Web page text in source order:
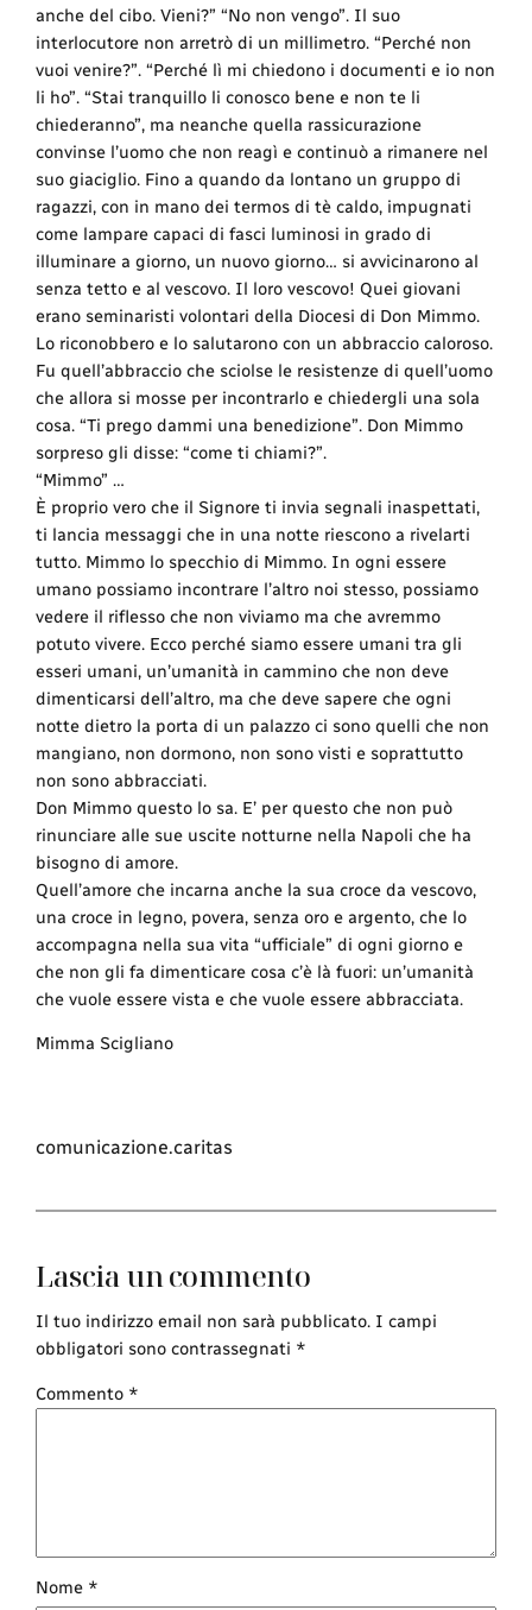
anche del cibo. Vieni?” “No non vengo”. Il suo
interlocutore non arretrò di un millimetro. “Perché non
vuoi venire?”. “Perché lì mi chiedono i documenti e io non
li ho”. “Stai tranquillo li conosco bene e non te li
chiederanno”, ma neanche quella rassicurazione
convinse l’uomo che non reagì e continuò a rimanere nel
suo giaciglio. Fino a quando da lontano un gruppo di
ragazzi, con in mano dei termos di tè caldo, impugnati
come lampare capaci di fasci luminosi in grado di
illuminare a giorno, un nuovo giorno… si avvicinarono al
senza tetto e al vescovo. Il loro vescovo! Quei giovani
erano seminaristi volontari della Diocesi di Don Mimmo.
Lo riconobbero e lo salutarono con un abbraccio caloroso.
Fu quell’abbraccio che sciolse le resistenze di quell’uomo
che allora si mosse per incontrarlo e chiedergli una sola
cosa. “Ti prego dammi una benedizione”. Don Mimmo
sorpreso gli disse: “come ti chiami?”.
“Mimmo” …
È proprio vero che il Signore ti invia segnali inaspettati,
ti lancia messaggi che in una notte riescono a rivelarti
tutto. Mimmo lo specchio di Mimmo. In ogni essere
umano possiamo incontrare l’altro noi stesso, possiamo
vedere il riflesso che non viviamo ma che avremmo
potuto vivere. Ecco perché siamo essere umani tra gli
esseri umani, un’umanità in cammino che non deve
dimenticarsi dell’altro, ma che deve sapere che ogni
notte dietro la porta di un palazzo ci sono quelli che non
mangiano, non dormono, non sono visti e soprattutto
non sono abbracciati.
Don Mimmo questo lo sa. E’ per questo che non può
rinunciare alle sue uscite notturne nella Napoli che ha
bisogno di amore.
Quell’amore che incarna anche la sua croce da vescovo,
una croce in legno, povera, senza oro e argento, che lo
accompagna nella sua vita “ufficiale” di ogni giorno e
che non gli fa dimenticare cosa c’è là fuori: un’umanità
che vuole essere vista e che vuole essere abbracciata.
Mimma Scigliano
comunicazione.caritas
Lascia un commento
Il tuo indirizzo email non sarà pubblicato. I campi
obbligatori sono contrassegnati *
Commento *
Nome *